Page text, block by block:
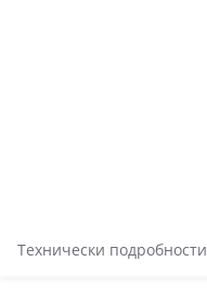
Технически подробности